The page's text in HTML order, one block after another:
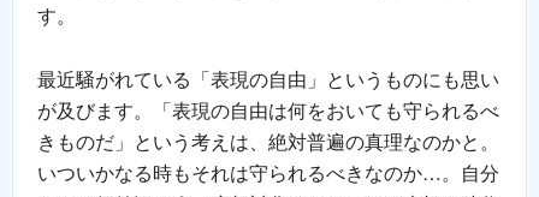
す。
最近騒がれている「表現の自由」というものにも思い
が及びます。「表現の自由は何をおいても守られるべ
きものだ」という考えは、絶対普遍の真理なのかと。
いついかなる時もそれは守られるべきなのか…。自分